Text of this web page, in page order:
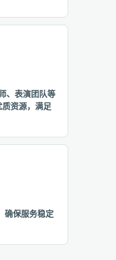
、表演团队等
资源，满足
确保服务稳定